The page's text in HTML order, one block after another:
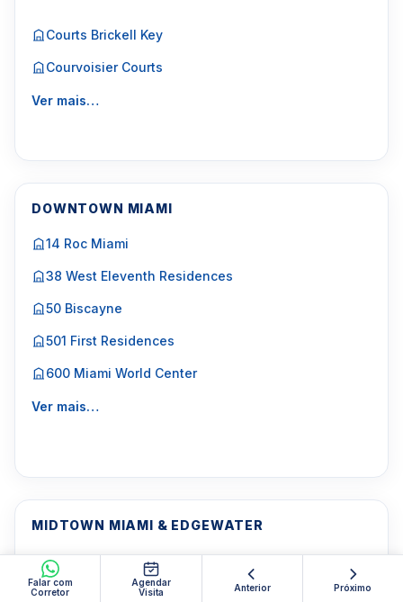
Falar com
Corretor
Agendar
Visita
Anterior Próximo
Courts Brickell Key
Courvoisier Courts
Ver mais…
DOWNTOWN MIAMI
14 Roc Miami
38 West Eleventh Residences
50 Biscayne
501 First Residences
600 Miami World Center
Ver mais…
MIDTOWN MIAMI & EDGEWATER
1800 Biscayne Plaza
1800 Club